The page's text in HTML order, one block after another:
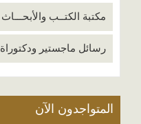
مكتبة الكتــب والأبحـــاث
رسائل ماجستير ودكتوراة
المتواجدون الآن